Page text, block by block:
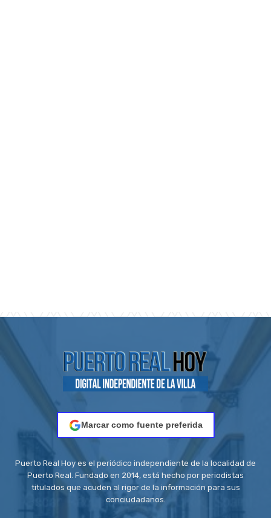
Marcar como fuente preferida
Puerto Real Hoy es el periódico independiente de la localidad de
Puerto Real. Fundado en 2014, está hecho por periodistas
titulados que acuden al rigor de la información para sus
conciudadanos.